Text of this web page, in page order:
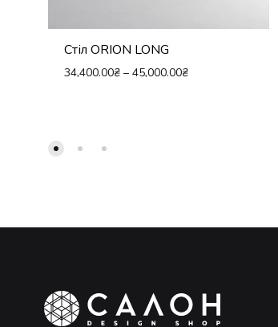
Стіл ORION LONG
34,400.00₴ – 45,000.00₴